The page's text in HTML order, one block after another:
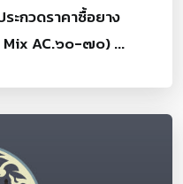
ระกวดราคาซื้อยาง
AC.๖๐-๗๐) ...